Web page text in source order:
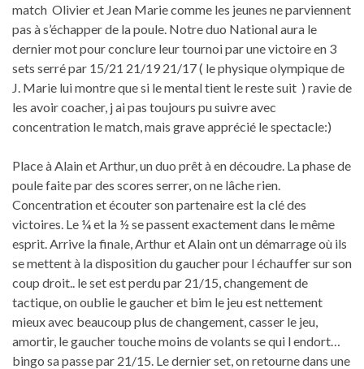
match Olivier et Jean Marie comme les jeunes ne parviennent
pas à s’échapper de la poule. Notre duo National aura le
dernier mot pour conclure leur tournoi par une victoire en 3
sets serré par 15/21 21/19 21/17 ( le physique olympique de
J. Marie lui montre que si le mental tient le reste suit ) ravie de
les avoir coacher, j ai pas toujours pu suivre avec
concentration le match, mais grave apprécié le spectacle:)
Place à Alain et Arthur, un duo prêt à en découdre. La phase de
poule faite par des scores serrer, on ne lâche rien.
Concentration et écouter son partenaire est la clé des
victoires. Le ¼ et la ½ se passent exactement dans le même
esprit. Arrive la finale, Arthur et Alain ont un démarrage où ils
se mettent à la disposition du gaucher pour l échauffer sur son
coup droit.. le set est perdu par 21/15, changement de
tactique, on oublie le gaucher et bim le jeu est nettement
mieux avec beaucoup plus de changement, casser le jeu,
amortir, le gaucher touche moins de volants se qui l endort…
bingo sa passe par 21/15. Le dernier set, on retourne dans une